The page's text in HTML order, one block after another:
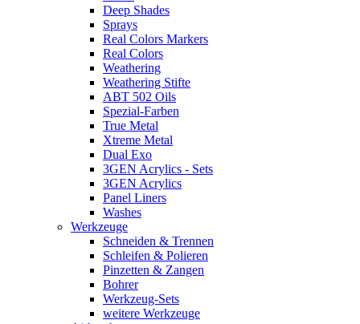
Deep Shades
Sprays
Real Colors Markers
Real Colors
Weathering
Weathering Stifte
ABT 502 Oils
Spezial-Farben
True Metal
Xtreme Metal
Dual Exo
3GEN Acrylics - Sets
3GEN Acrylics
Panel Liners
Washes
Werkzeuge
Schneiden & Trennen
Schleifen & Polieren
Pinzetten & Zangen
Bohrer
Werkzeug-Sets
weitere Werkzeuge